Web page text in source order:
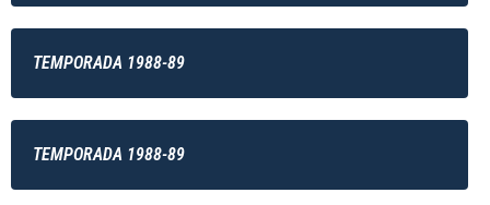
TEMPORADA 1988-89
TEMPORADA 1988-89